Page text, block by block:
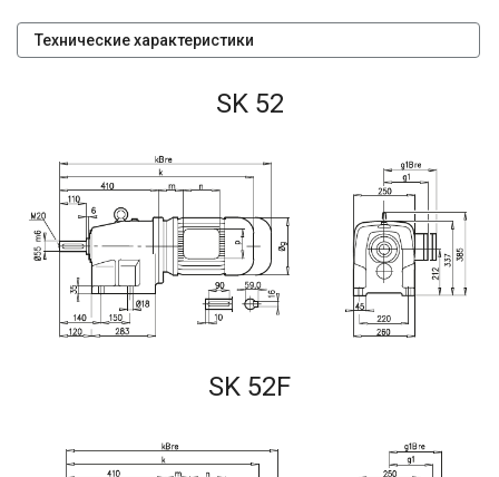
Технические характеристики
SK 52
SK 52F